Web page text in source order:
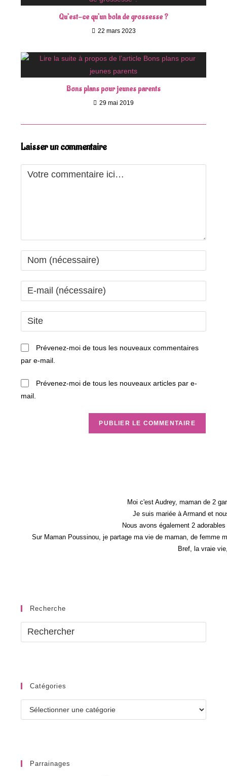
Qu’est-ce qu’un bola de grossesse ?
22 mars 2023
Bons plans pour jeunes parents
29 mai 2019
Laisser un commentaire
Comment
Enter
your
name
comment
Enter
your
email
address
comment
Saisir
l’URL
de
(facultatif)
Prévenez-moi de tous les nouveaux commentaires
par e-mail.
Prévenez-moi de tous les nouveaux articles par e-
mail.
Moi c'est Audrey, maman de 2
Je suis mariée à Armand et
Nous avons également 2
Sur Maman Poussinou, je partage ma vie de maman, de femme
Bref, la vraie
Recherche
Catégories
Parrainages